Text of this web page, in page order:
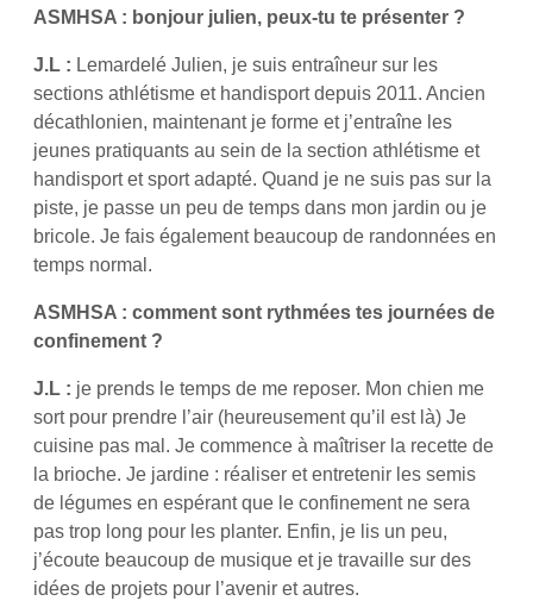
ASMHSA : bonjour julien, peux-tu te présenter ?
J.L : Lemardelé Julien, je suis entraîneur sur les
sections athlétisme et handisport depuis 2011. Ancien
décathlonien, maintenant je forme et j’entraîne les
jeunes pratiquants au sein de la section athlétisme et
handisport et sport adapté. Quand je ne suis pas sur la
piste, je passe un peu de temps dans mon jardin ou je
bricole. Je fais également beaucoup de randonnées en
temps normal.
ASMHSA : comment sont rythmées tes journées de
confinement ?
J.L : je prends le temps de me reposer. Mon chien me
sort pour prendre l’air (heureusement qu’il est là) Je
cuisine pas mal. Je commence à maîtriser la recette de
la brioche. Je jardine : réaliser et entretenir les semis
de légumes en espérant que le confinement ne sera
pas trop long pour les planter. Enfin, je lis un peu,
j’écoute beaucoup de musique et je travaille sur des
idées de projets pour l’avenir et autres.